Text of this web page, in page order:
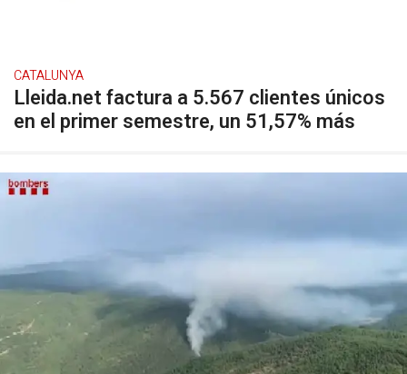
CATALUNYA
Lleida.net factura a 5.567 clientes únicos
en el primer semestre, un 51,57% más